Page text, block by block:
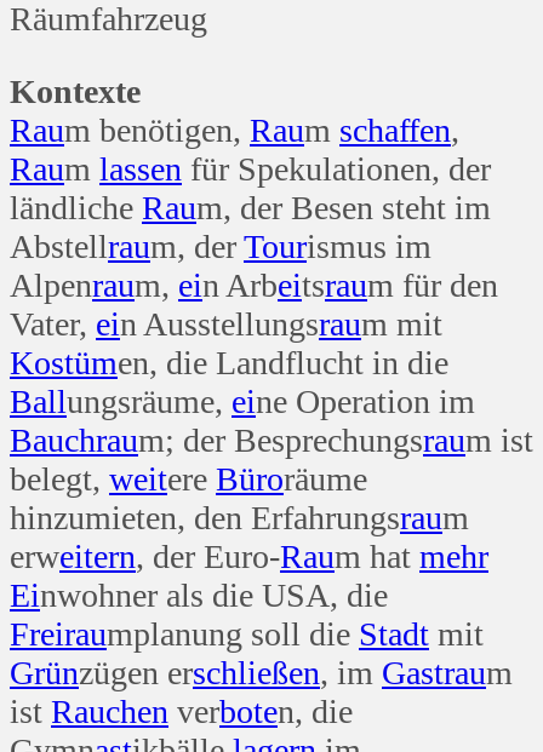
Räumfahrzeug
Kontexte
Raum benötigen, Raum schaffen,
Raum lassen für Spekulationen, der
ländliche Raum, der Besen steht im
Abstellraum, derTourismus im
Alpenraum, ein Arbeitsraum für den
Vater, ein Ausstellungsraum mit
Kostümen, die Landflucht in die
Ballungsräume, eine Operation im
Bauchraum; der Besprechungsraum ist
belegt, weitere Büroräume
hinzumieten, den Erfahrungsraum
erweitern, der Euro-Raum hat mehr
Einwohner als die USA, die
Freiraumplanung soll die Stadt mit
Grünzügen erschließen, im Gastraum
ist Rauchen verboten, die